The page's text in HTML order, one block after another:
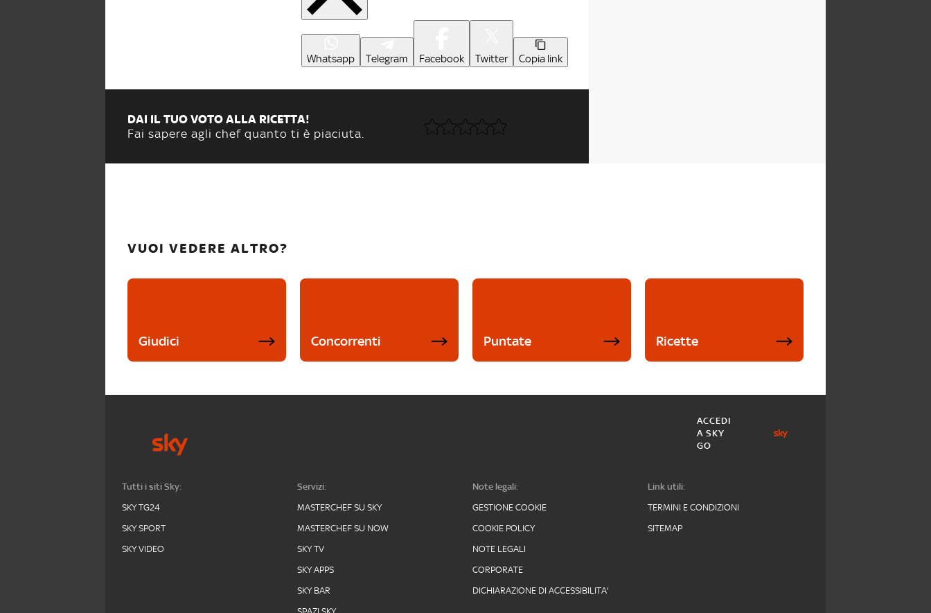
Whatsapp Telegram Facebook Twitter Copia link
DAI IL TUO VOTO ALLA RICETTA!
Fai sapere agli chef quanto ti è piaciuta.
VUOI VEDERE ALTRO?
Giudici Concorrenti Puntate Ricette
ACCEDI
A SKY
GO
Tutti i siti Sky:
SKY TG24
SKY SPORT
SKY VIDEO
Servizi:
MASTERCHEF SU SKY
MASTERCHEF SU NOW
SKY TV
SKY APPS
SKY BAR
Note legali:
GESTIONE COOKIE
COOKIE POLICY
NOTE LEGALI
CORPORATE
DICHIARAZIONE DI ACCESSIBILITA'
Link utili:
TERMINI E CONDIZIONI
SITEMAP